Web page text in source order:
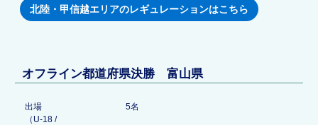
北陸・甲信越エリアのレギュレーションはこちら
オフライン都道府県決勝 富山県
出場
（U-18 /
5名